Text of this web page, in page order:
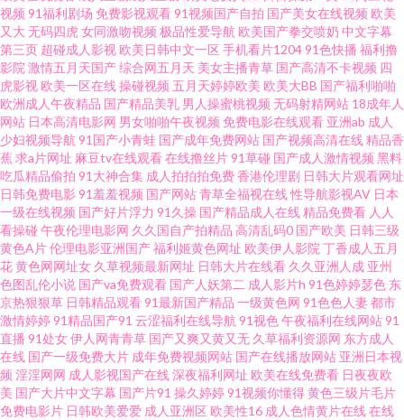
欧美色图 伊人AV大香蕉网 日本女人逼 狠狠色AV 亚洲自拍63 玖玖玖草网 黄
网在线 欧美另类极度 久草福利资源站 久草福利视频导航 三级片播放器 免费
午夜影院se 韩国无码H片 51福利视频在线观看 免费无码抽插视频成人 九九
精品系列 91精品黑丝 欧美综合超碰色吧 午夜理论福利 91极品国精产品免费
日韩啪啪导航 91青青在线视频 青青草自拍视频 91停停色网 97偷拍视频 人人
射福利姬 黄色九一小视频 99福利小电影 日本高清加勒比 欧美综合性爱网 av
超碰av青青草 日韩ab三线 久草视频精品屋 www豆花社区 日韩精品乱 成人剧
场a深夜看 www色色 在线不卡AⅤ 91色怕 秋霞日韩伦理 萌白酱白虎 91社地址
人人色人人色人人色 97超碰亚洲天堂 www91日本 日韩美女日b 日本人妖五
视频 91福利剧场 免费影视观看91视频国产自拍 国产美女在线视频 欧美
又大 无码四虎 女同激吻视频 极品性爱导航 欧美国产拳交喷奶 中文字幕
第三页 超碰成人影视 欧美日韩中文一区 手机看片120491色快播 福利撸
影院 激情五月天国产综合网五月天 美女主播青草 国产高清不卡视频 四
虎影视 欧美一区在线操碰视频 五月天婷婷欧美 欧美大BB 国产福利啪啪
欧洲成人午夜精品 国产精品美乳 男人操蜜桃视频 无码射精网站 18成年人
网站 日本高清电影网 男女啪啪午夜视频 免费电影在线观看 亚洲ab 成人
少妇视频导航 91国产小青蛙 国产成年免费网站 国产视频高清在线精品香
蕉 求a片网址 麻豆tv在线观看在线撸丝片91草碰 国产成人激情视频 黑料
吃瓜精品偷拍 91大神合集 成人拍拍拍免费香港伦理剧 日韩大片观看网址
日韩免费电影 91羞羞视频 国产网站青草全福视在线性导航影视AV 日本
一级在线视频 国产好片浮力 91久操 国产精品成人在线精品免费看 人人
看操碰 午夜伦理电影网 久久国自产拍精品 高清乱码0 国产欧美 日韩三级
黄色A片伦理电影亚洲国产福利姬黄色网址 欧美伊人影院 丁香成人五月
花黄色网网址女 久草视频最新网址 日韩大片在线看 久久亚洲人成 亚州
色图乱伦小说 国产va免费观看 国产人妖第二 成人影片h 91色婷婷瑟色 东
京热狠狠草 日韩精品观看91最新国产精品 一级黄色网 91色色人妻都市
激情婷婷91精品国产91 云涩福利在线导航 91视色午夜福利在线网站91
直播 91处女伊人网青青草 国产又爽又黄又无 久草福利资源网 东方成人
在线 国产一级免费大片 成年免费视频网站 国产在线播放网站 亚洲日本视
频 淫淫网网 成人影视国产在线深夜福利网址 欧美在线免费看 日夜夜欧
美 国产大片中文字幕 国产片91 操久婷婷91视频你懂得黄色三级片毛片
免费电影片 日韩欧美爱爱 成人亚洲区 欧美性16 成人色情黄片在线在线